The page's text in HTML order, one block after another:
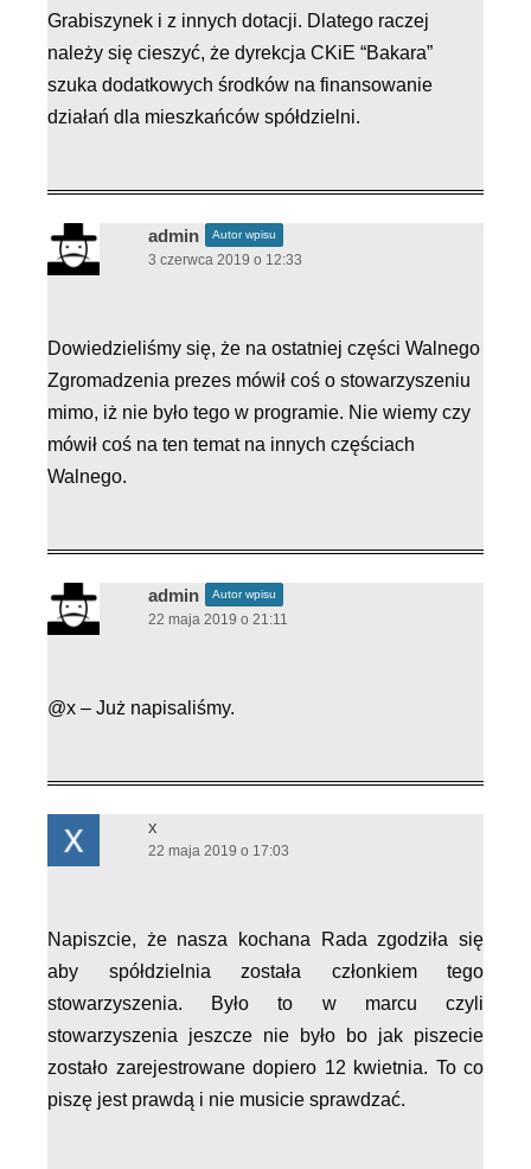
Grabiszynek i z innych dotacji. Dlatego raczej
należy się cieszyć, że dyrekcja CKiE “Bakara”
szuka dodatkowych środków na finansowanie
działań dla mieszkańców spółdzielni.
admin Autor wpisu
3 czerwca 2019 o 12:33
Dowiedzieliśmy się, że na ostatniej części Walnego
Zgromadzenia prezes mówił coś o stowarzyszeniu
mimo, iż nie było tego w programie. Nie wiemy czy
mówił coś na ten temat na innych częściach
Walnego.
admin Autor wpisu
22 maja 2019 o 21:11
@x – Już napisaliśmy.
x
22 maja 2019 o 17:03
Napiszcie, że nasza kochana Rada zgodziła się
aby spółdzielnia została członkiem tego
stowarzyszenia. Było to w marcu czyli
stowarzyszenia jeszcze nie było bo jak piszecie
zostało zarejestrowane dopiero 12 kwietnia. To co
piszę jest prawdą i nie musicie sprawdzać.